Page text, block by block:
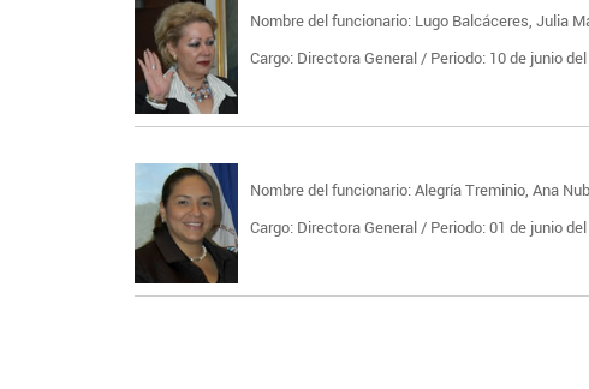
Nombre del funcionario: Lugo Balcáceres, Julia
Cargo: Directora General / Periodo: 10 de junio
Nombre del funcionario: Alegría Treminio, Ana
Cargo: Directora General / Periodo: 01 de junio